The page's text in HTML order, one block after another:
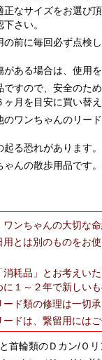
正なサイズをお選び
さい。
の前に毎回必ず点検
がある場合は、使用
ですので、安全のた
ヶ月を目安に買い替
のワンちゃんのリー
る恐れがあります。
ゃんの散歩用品です
ンちゃんの大切な命
とは別のものをお
耗品」とお考えい
１～２年で新しいも
ド類の修理は一切承
ドは、繋留用にはご
首輪類のＤカン/Ｏリ